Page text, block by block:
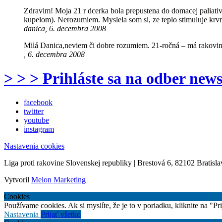
Zdravim! Moja 21 r dcerka bola prepustena do domacej
kupelom). Nerozumiem. Myslela som si, ze teplo stimuluje
danica, 6. decembra 2008
Milá Danica,neviem či dobre rozumiem. 21-ročná – má
, 6. decembra 2008
> > > Prihláste sa na odber
facebook
twitter
youtube
instagram
Nastavenia cookies
Liga proti rakovine Slovenskej republiky | Brestová 6, 82102
Vytvoril Melon Marketing
Cookies
Používame cookies. Ak si myslíte, že je to v poriadku, kliknite na
Nastavenia Prijať všetko